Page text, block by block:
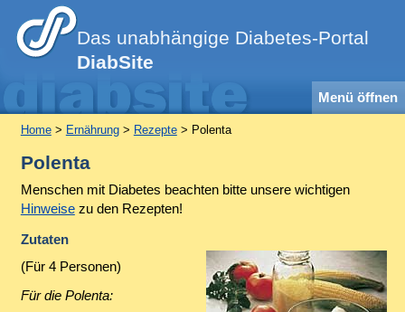
Das unabhängige Diabetes-Portal
DiabSite
Menü öffnen
Home> Ernährung> Rezepte> Polenta
Polenta
Menschen mit Diabetes beachten bitte unsere wichtigen
Hinweisezu den Rezepten!
Zutaten
(Für 4 Personen)
Für die Polenta: